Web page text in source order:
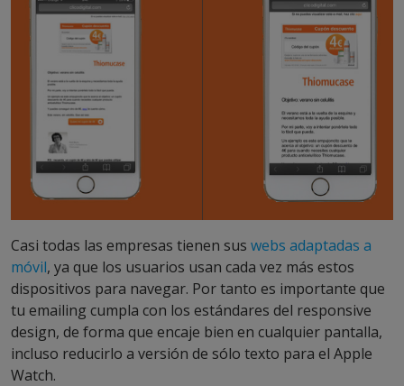
Casi todas las empresas tienen sus webs adaptadas a
móvil, ya que los usuarios usan cada vez más estos
dispositivos para navegar. Por tanto es importante que
tu emailing cumpla con los estándares del responsive
design, de forma que encaje bien en cualquier pantalla,
incluso reducirlo a versión de sólo texto para el Apple
Watch.